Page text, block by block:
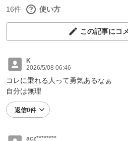
16件 使い方
この記事にコ
K
2026/5/08 06:46
コレに乗れる人って勇気あるなぁ
自分は無理
返信0件
acz********